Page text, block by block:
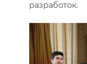
разработок.